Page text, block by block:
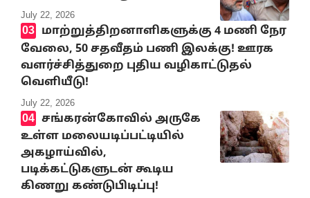
July 22, 2026
மாற்றுத்திறனாளிகளுக்கு 4 மணி நேர
வேலை, 50 சதவீதம் பணி இலக்கு! ஊரக
வளர்ச்சித்துறை புதிய வழிகாட்டுதல்
வெளியீடு!
July 22, 2026
சங்கரன்கோவில் அருகே
உள்ள மலையடிப்பட்டியில்
அகழாய்வில்,
படிக்கட்டுகளுடன் கூடிய
கிணறு கண்டுபிடிப்பு!